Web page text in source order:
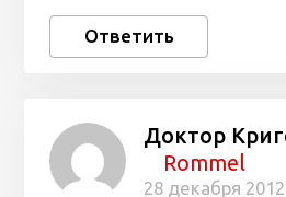
Ответить
Доктор
Rommel
28 декабря